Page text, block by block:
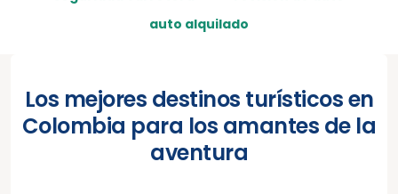
auto alquilado
Los mejores destinos turísticos en
Colombia para los amantes de la
aventura